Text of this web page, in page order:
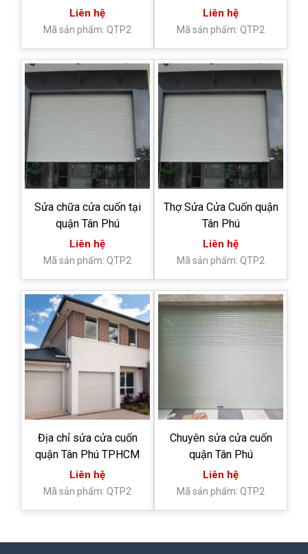
Liên hệ
Mã sản phẩm: QTP2
Liên hệ
Mã sản phẩm: QTP2
Sửa chữa cửa cuốn tại
quận Tân Phú
Liên hệ
Mã sản phẩm: QTP2
Thợ Sửa Cửa Cuốn quận
Tân Phú
Liên hệ
Mã sản phẩm: QTP2
Địa chỉ sửa cửa cuốn
quận Tân Phú TPHCM
Liên hệ
Mã sản phẩm: QTP2
Chuyên sửa cửa cuốn
quận Tân Phú
Liên hệ
Mã sản phẩm: QTP2